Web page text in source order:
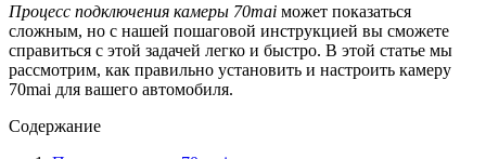
Процесс подключения камеры 70mai может показаться
сложным, но с нашей пошаговой инструкцией вы сможете
справиться с этой задачей легко и быстро. В этой статье мы
рассмотрим, как правильно установить и настроить камеру
70mai для вашего автомобиля.
Содержание